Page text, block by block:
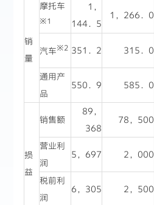
销
量
摩托车
※1
1，
144．5
1，266．0
汽车※2 351．2 315．0
通用产
品
550．9 585．0
损
益
销售额
89，
368
78，500
营业利
润
5，697 2，000
税前利
润
6，305 2，500